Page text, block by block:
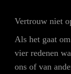
Vertrouw niet
Als het gaat
vier redenen
ons of van